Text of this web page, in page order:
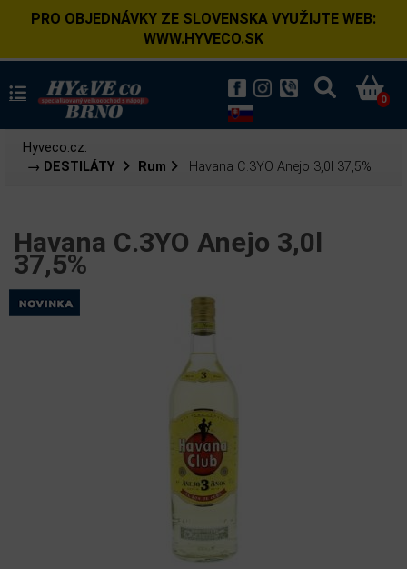
PRO OBJEDNÁVKY ZE SLOVENSKA VYUŽIJTE WEB:
WWW.HYVECO.SK
0
Hyveco.cz:
→ DESTILÁTY
Rum Havana C.3YO Anejo 3,0l 37,5%
Havana C.3YO Anejo 3,0l
37,5%